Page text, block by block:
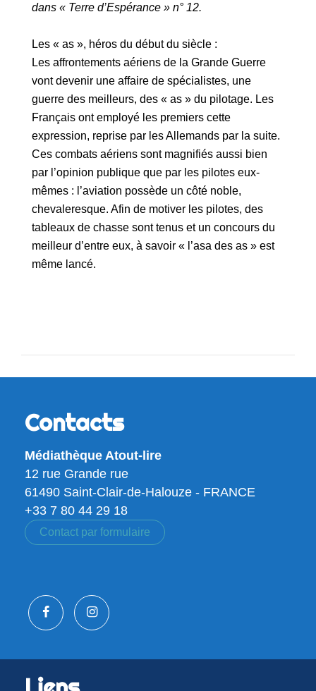
dans « Terre d’Espérance » n° 12.
Les « as », héros du début du siècle :
Les affrontements aériens de la Grande Guerre
vont devenir une affaire de spécialistes, une
guerre des meilleurs, des « as » du pilotage. Les
Français ont employé les premiers cette
expression, reprise par les Allemands par la suite.
Ces combats aériens sont magnifiés aussi bien
par l’opinion publique que par les pilotes eux-
mêmes : l’aviation possède un côté noble,
chevaleresque. Afin de motiver les pilotes, des
tableaux de chasse sont tenus et un concours du
meilleur d’entre eux, à savoir « l’asa des as » est
même lancé.
Contacts
Médiathèque Atout-lire
12 rue Grande rue
61490 Saint-Clair-de-Halouze - FRANCE
+33 7 80 44 29 18
Contact par formulaire